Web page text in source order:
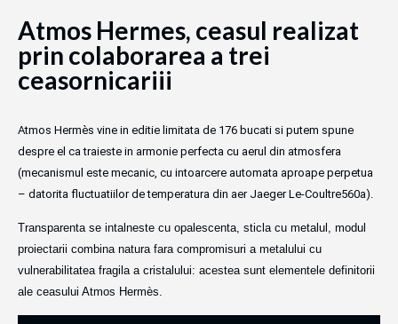
Atmos Hermes, ceasul realizat
prin colaborarea a trei
ceasornicariii
Atmos Hermès vine in editie limitata de 176 bucati si putem spune
despre el ca traieste in armonie perfecta cu aerul din atmosfera
(mecanismul este mecanic, cu intoarcere automata aproape perpetua
– datorita fluctuatiilor de temperatura din aer Jaeger Le-Coultre560a).
Transparenta se intalneste cu opalescenta, sticla cu metalul, modul
proiectarii combina natura fara compromisuri a metalului cu
vulnerabilitatea fragila a cristalului: acestea sunt elementele definitorii
ale ceasului Atmos Hermès.